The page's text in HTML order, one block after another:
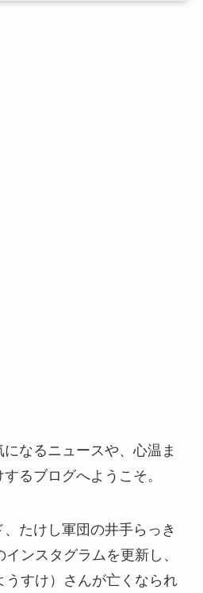
なるニュースや、心温ま
るブログへようこそ。
たけし軍団の井手らっき
ンスタグラムを更新し、
うすけ）さんが亡くなられ